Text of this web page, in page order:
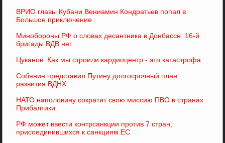
ВРИО главы Кубани Вениамин Кондратьев попал в
Большое приключение
Минобороны РФ о словах десантника в Донбассе: 16-й
бригады ВДВ нет
Цуканов: Как мы строили кардиоцентр - это катастрофа
Собянин представил Путину долгосрочный план
развития ВДНХ
НАТО наполовину сократит свою миссию ПВО в странах
Прибалтики
РФ может ввести контрсанкции против 7 стран,
присоединившихся к санкциям ЕС